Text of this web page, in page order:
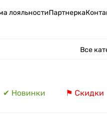
лояльностиПартнерка
Все
✔ Новинки ⚑ Скидки